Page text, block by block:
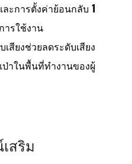
ะการตั้งค่าย้อนกลับ 1
ารใช้งาน
เสียงช่วยลดระดับเสียง
ป่าในพื้นที่ทำงานของผู้
สริม